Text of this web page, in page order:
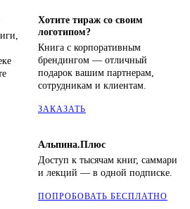
Хотите тираж со своим
логотипом?
Книга с корпоративным
брендингом — отличный
подарок вашим партнерам,
сотрудникам и клиентам.
ЗАКАЗАТЬ
Альпина.Плюс
Доступ к тысячам книг, саммари
и лекций — в одной подписке.
ПОПРОБОВАТЬ БЕСПЛАТНО